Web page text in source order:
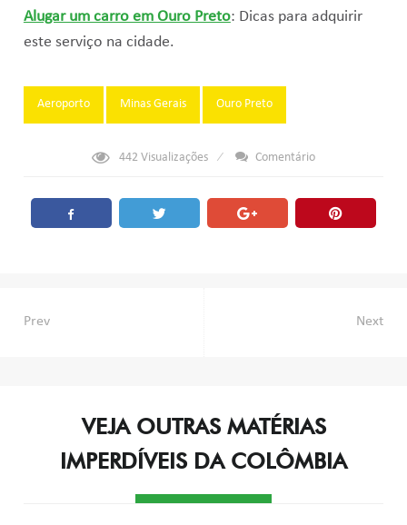
Alugar um carro em Ouro Preto: Dicas para adquirir
este serviço na cidade.
Tags:
Aeroporto Minas Gerais Ouro Preto
442Visualizações Comentário
Navegação
Prev Next
VEJA OUTRAS MATÉRIAS
IMPERDÍVEIS DA COLÔMBIA